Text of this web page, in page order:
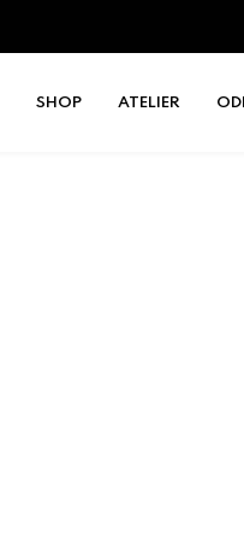
SHOP ATELIER